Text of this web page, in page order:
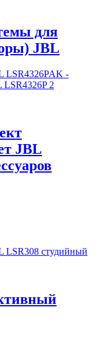
для
JBL
JBL